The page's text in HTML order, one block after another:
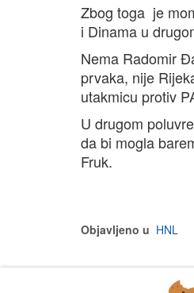
Zbog toga je
i Dinama u
Nema Radomir
prvaka, nije
utakmicu protiv
U drugom
da bi mogla
Fruk.
Objavljeno u HNL